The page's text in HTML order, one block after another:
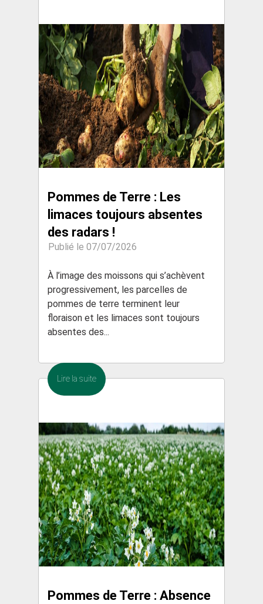
Pommes de Terre : Les
limaces toujours absentes
des radars !
Publié le 07/07/2026
À l’image des moissons qui s’achèvent
progressivement, les parcelles de
pommes de terre terminent leur
floraison et les limaces sont toujours
absentes des...
Lire la suite
Pommes de Terre : Absence